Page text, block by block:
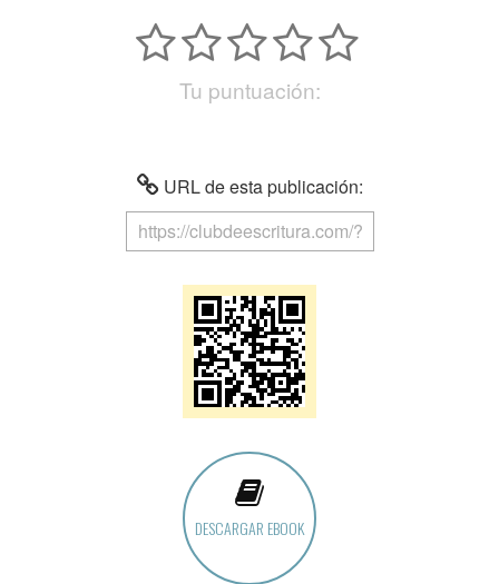
Tu puntuación:
URL de esta publicación:
DESCARGAR EBOOK